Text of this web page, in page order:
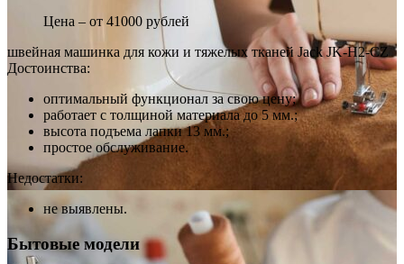
Цена – от 41000 рублей
швейная машинка для кожи и тяжелых тканей Jack JK-H2-CZ
Достоинства:
оптимальный функционал за свою цену;
работает с толщиной материала до 5 мм.;
высота подъема лапки 13 мм.;
простое обслуживание.
Недостатки:
не выявлены.
Бытовые модели